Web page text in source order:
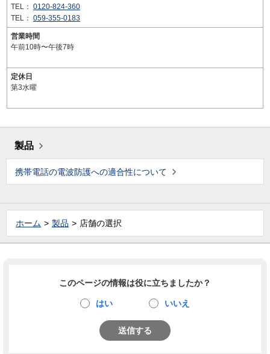
TEL： 0120-824-360
TEL： 059-355-0183
営業時間
午前10時〜午後7時
定休日
第3水曜
製品
携帯電話の電波防護への適合性について
ホーム 製品 店舗の選択
このページの情報は役に立ちましたか？
はい いいえ
送信する